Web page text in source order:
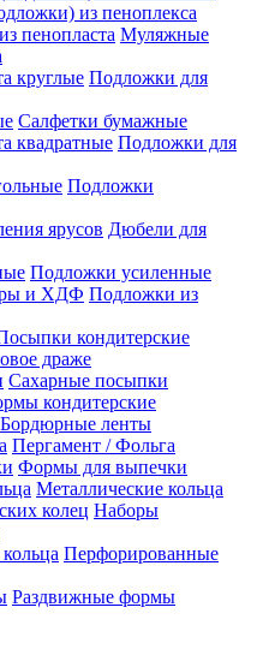
из пеноплекса
Муляжные
Подложки для
Салфетки бумажные
Подложки для
Подложки
Дюбели для
Подложки усиленные
Подложки из
кондитерские
драже
Сахарные посыпки
кондитерские
Бордюрные ленты
Пергамент / Фольга
Формы для выпечки
Металлические кольца
Наборы
Перфорированные
Раздвижные формы